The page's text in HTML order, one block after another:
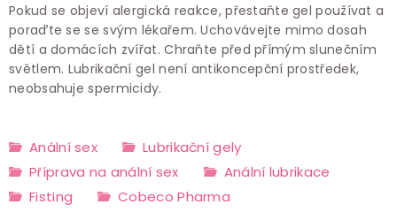
Pokud se objeví alergická reakce, přestaňte gel používat a
poraďte se se svým lékařem. Uchovávejte mimo dosah
dětí a domácích zvířat. Chraňte před přímým slunečním
světlem. Lubrikační gel není antikoncepční prostředek,
neobsahuje spermicidy.
Anální sex
Lubrikační gely
Příprava na anální sex
Anální lubrikace
Fisting
Cobeco Pharma